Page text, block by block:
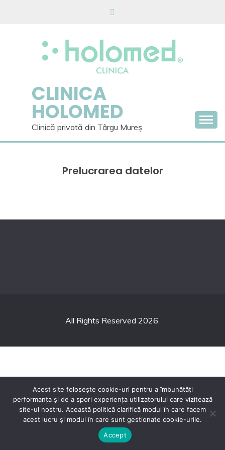
CLINICA
HOLOMED
Clinică privată din Târgu Mureș
Prelucrarea datelor
All Rights Reserved 2026.
Acest site folosește cookie-uri pentru a îmbunătăți
performanța și de a spori experiența utilizatorului care vizitează
site-ul nostru. Această politică clarifică modul în care facem
acest lucru și modul în care sunt gestionate cookie-urile.
Accept